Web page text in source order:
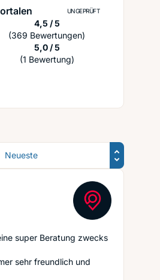
UNGEPRÜFT
4,5 / 5Sternen
(369 Bewertungen)
5,0 / 5Sternen
(1 Bewertung)
super Beratung zwecks
sehr freundlich und